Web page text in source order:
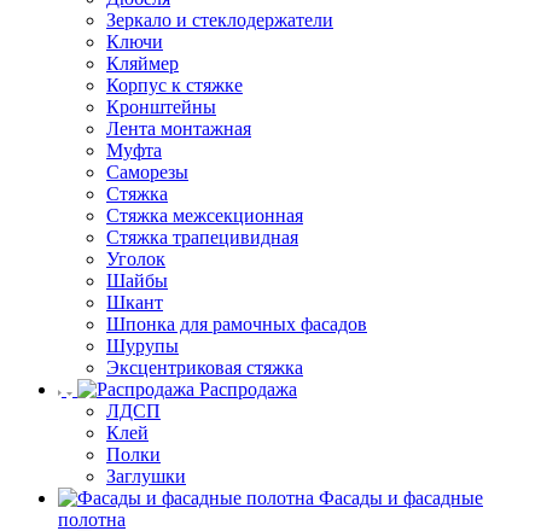
Зеркало и стеклодержатели
Ключи
Кляймер
Корпус к стяжке
Кронштейны
Лента монтажная
Муфта
Саморезы
Стяжка
Стяжка межсекционная
Стяжка трапецивидная
Уголок
Шайбы
Шкант
Шпонка для рамочных фасадов
Шурупы
Эксцентриковая стяжка
Распродажа
ЛДСП
Клей
Полки
Заглушки
Фасады и фасадные
полотна